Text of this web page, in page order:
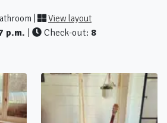
| View layout
p.m. | Check-out: 8